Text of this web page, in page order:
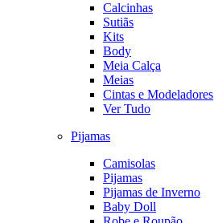
Calcinhas
Sutiãs
Kits
Body
Meia Calça
Meias
Cintas e Modeladores
Ver Tudo
Pijamas
Camisolas
Pijamas
Pijamas de Inverno
Baby Doll